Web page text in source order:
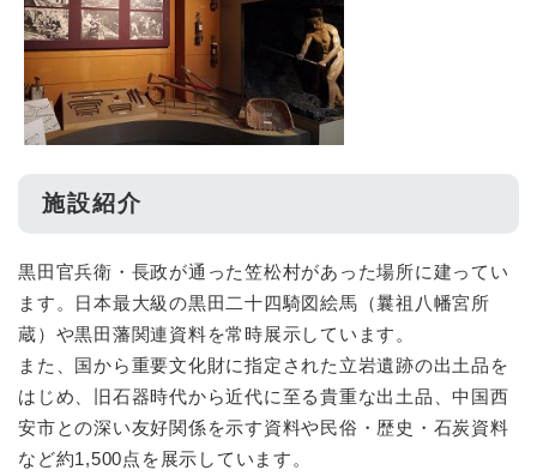
施設紹介
黒田官兵衛・長政が通った笠松村があった場所に建ってい
ます。日本最大級の黒田二十四騎図絵馬（曩祖八幡宮所
蔵）や黒田藩関連資料を常時展示しています。
また、国から重要文化財に指定された立岩遺跡の出土品を
はじめ、旧石器時代から近代に至る貴重な出土品、中国西
安市との深い友好関係を示す資料や民俗・歴史・石炭資料
など約1,500点を展示しています。